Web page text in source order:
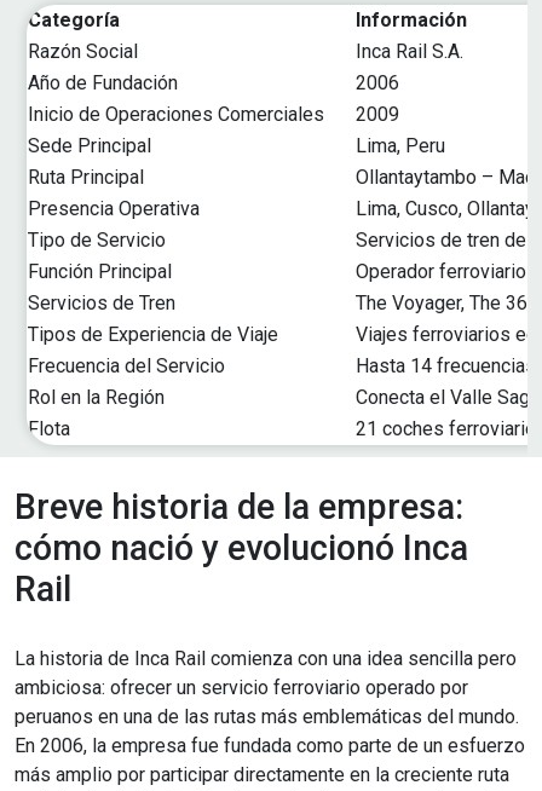
Categoría
Información
Razón Social
Inca Rail S.A.
Año de Fundación
2006
Inicio de Operaciones Comerciales
2009
Sede Principal
Lima, Peru
Ruta Principal
Ollantaytambo –
Presencia Operativa
Lima, Cusco,
Tipo de Servicio
Servicios de tren de
Función Principal
Operador ferroviario
Servicios de Tren
The Voyager, The
Tipos de Experiencia de Viaje
Viajes ferroviarios
Frecuencia del Servicio
Hasta 14 frecuencias
Rol en la Región
Conecta el Valle
Flota
21 coches
Breve historia de la empresa:
cómo nació y evolucionó Inca
Rail
La historia de Inca Rail comienza con una idea sencilla pero
ambiciosa: ofrecer un servicio ferroviario operado por
peruanos en una de las rutas más emblemáticas del mundo.
En 2006, la empresa fue fundada como parte de un esfuerzo
más amplio por participar directamente en la creciente ruta